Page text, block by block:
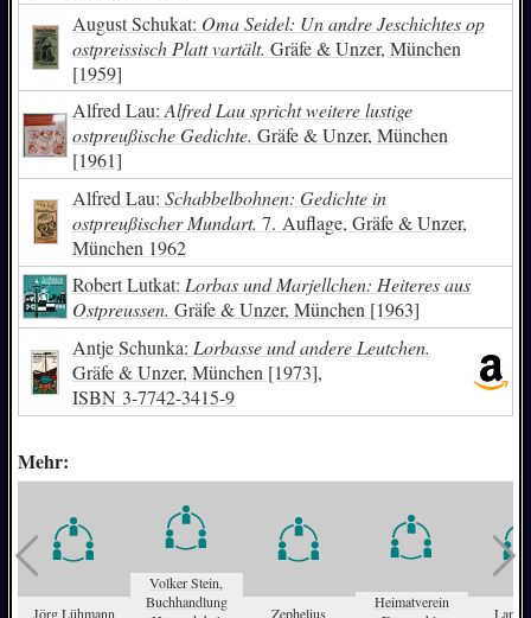
August Schukat: Oma Seidel: Un andre Jeschichtes op
ostpreissisch Platt vartält. Gräfe & Unzer, München
[1959]
Alfred Lau: Alfred Lau spricht weitere lustige
ostpreußische Gedichte. Gräfe & Unzer, München
[1961]
Alfred Lau: Schabbelbohnen: Gedichte in
ostpreußischer Mundart. 7. Auflage, Gräfe & Unzer,
München 1962
Robert Lutkat: Lorbas und Marjellchen: Heiteres aus
Ostpreussen. Gräfe & Unzer, München [1963]
Antje Schunka: Lorbasse und andere Leutchen.
Gräfe & Unzer, München [1973],
ISBN 3-7742-3415-9
Mehr:
Jörg Lühmann
Volker Stein,
Buchhandlung
Zephelius
Heimatverein